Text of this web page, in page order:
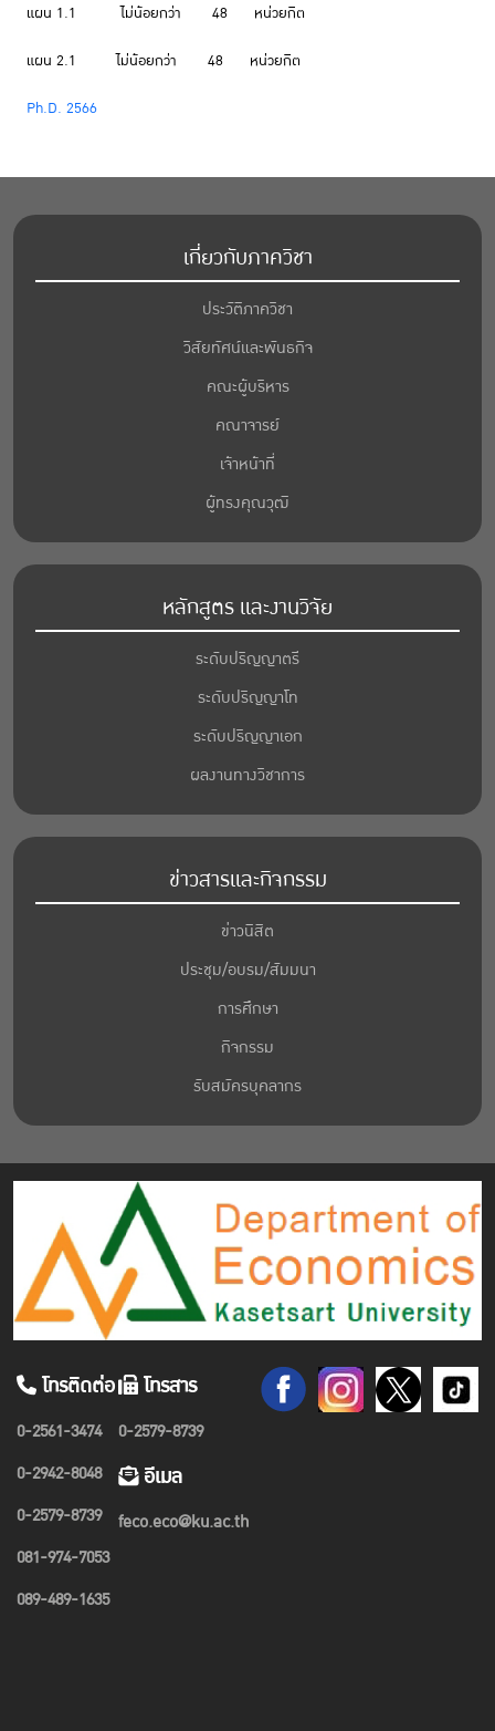
แผน 1.1 ไม่น้อยกว่า 48 หน่วยกิต
แผน 2.1 ไม่น้อยกว่า 48 หน่วยกิต
Ph.D. 2566
เกี่ยวกับภาควิชา
ประวัติภาควิชา
วิสัยทัศน์และพันธกิจ
คณะผู้บริหาร
คณาจารย์
เจ้าหน้าที่
ผู้ทรงคุณวุฒิ
หลักสูตร และงานวิจัย
ระดับปริญญาตรี
ระดับปริญญาโท
ระดับปริญญาเอก
ผลงานทางวิชาการ
ข่าวสารและกิจกรรม
ข่าวนิสิต
ประชุม/อบรม/สัมมนา
การศึกษา
กิจกรรม
รับสมัครบุคลากร
โทรติดต่อ
0-2561-3474
0-2942-8048
0-2579-8739
081-974-7053
089-489-1635
โทรสาร
0-2579-8739
อีเมล
feco.eco@ku.ac.th